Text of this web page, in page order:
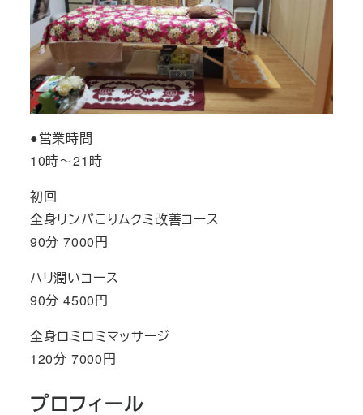
●営業時間
10時～21時
初回
全身リンパこりムクミ改善コース
90分 7000円
ハリ潤いコース
90分 4500円
全身ロミロミマッサージ
120分 7000円
プロフィール